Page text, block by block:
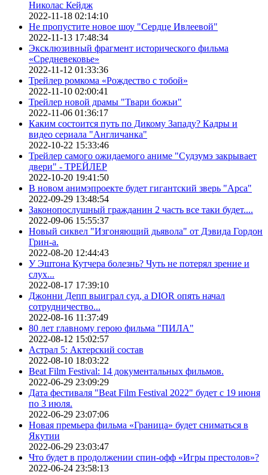
Николас Кейдж
2022-11-18 02:14:10
Не пропустите новое шоу "Сердце Ивлеевой"
2022-11-13 17:48:34
Эксклюзивный фрагмент исторического фильма
«Средневековье»
2022-11-12 01:33:36
Трейлер ромкома «Рождество с тобой»
2022-11-10 02:00:41
Трейлер новой драмы "Твари божьи"
2022-11-06 01:36:17
Каким состоится путь по Дикому Западу? Кадры и
видео сериала "Англичанка"
2022-10-22 15:33:46
Трейлер самого ожидаемого аниме "Судзумэ закрывает
двери" - ТРЕЙЛЕР
2022-10-20 19:41:50
В новом анимэпроекте будет гигантский зверь "Арса"
2022-09-29 13:48:54
Законопослушный гражданин 2 часть все таки будет....
2022-09-06 15:55:37
Новый сиквел "Изгоняющий дьявола" от Дэвида Гордон
Грин-а.
2022-08-20 12:44:43
У Эштона Кутчера болезнь? Чуть не потерял зрение и
слух...
2022-08-17 17:39:10
Джонни Депп выиграл суд, а DIOR опять начал
сотрудничество...
2022-08-16 11:37:49
80 лет главному герою фильма "ПИЛА"
2022-08-12 15:02:57
Астрал 5: Актерский состав
2022-08-10 18:03:22
Beat Film Festival: 14 документальных фильмов.
2022-06-29 23:09:29
Дата фестиваля "Beat Film Festival 2022" будет с 19 июня
по 3 июля.
2022-06-29 23:07:06
Новая премьера фильма «Граница» будет сниматься в
Якутии
2022-06-29 23:03:47
Что будет в продолжении спин-офф «Игры престолов»?
2022-06-24 23:58:13